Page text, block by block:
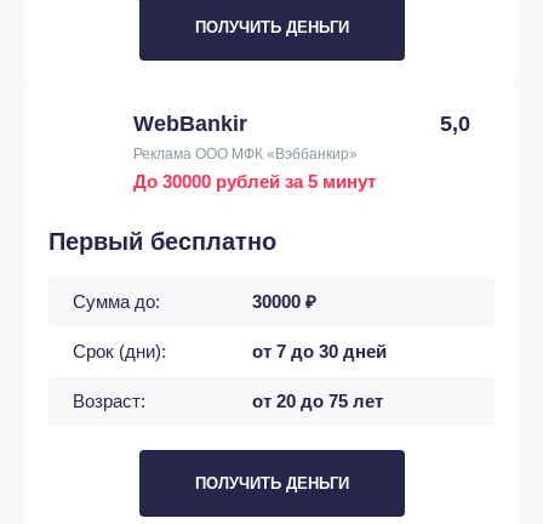
ПОЛУЧИТЬ ДЕНЬГИ
WebBankir 5,0
Реклама ООО МФК «Вэббанкир»
До 30000 рублей за 5 минут
Первый бесплатно
Сумма до: 30000 ₽
Срок (дни): от 7 до 30 дней
Возраст: от 20 до 75 лет
ПОЛУЧИТЬ ДЕНЬГИ